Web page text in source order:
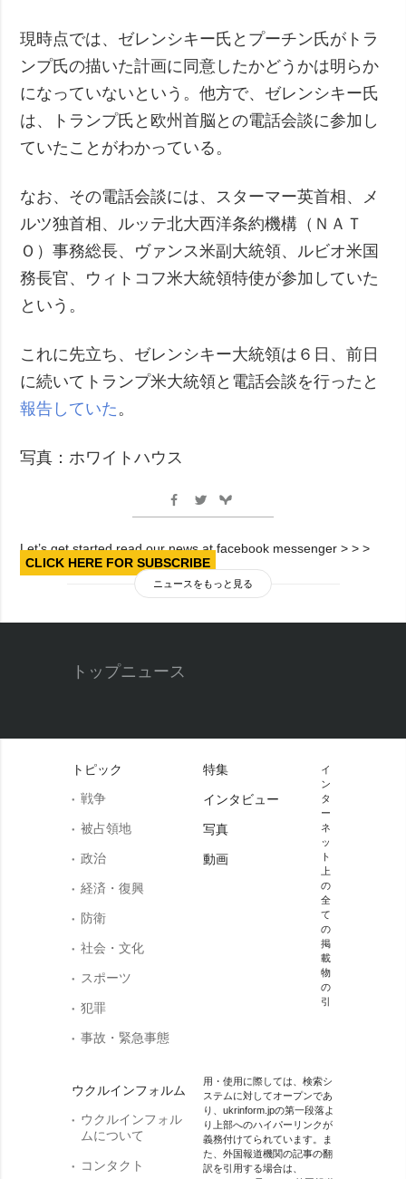
現時点では、ゼレンシキー氏とプーチン氏がトラ
ンプ氏の描いた計画に同意したかどうかは明らか
になっていないという。他方で、ゼレンシキー氏
は、トランプ氏と欧州首脳との電話会談に参加し
ていたことがわかっている。
なお、その電話会談には、スターマー英首相、メ
ルツ独首相、ルッテ北大西洋条約機構（ＮＡＴ
Ｏ）事務総長、ヴァンス米副大統領、ルビオ米国
務長官、ウィトコフ米大統領特使が参加していた
という。
これに先立ち、ゼレンシキー大統領は６日、前日
に続いてトランプ米大統領と電話会談を行ったと
報告していた 。
写真：ホワイトハウス
Let’s get started read our news at facebook messenger > > >
CLICK HERE FOR SUBSCRIBE
ニュースをもっと見る
トップニュース
トピック
戦争
被占領地
政治
経済・復興
防衛
社会・文化
スポーツ
犯罪
事故・緊急事態
ウクルインフォルム
ウクルインフォル
ムについて
コンタクト
特集
インタビュー
写真
動画
イ
ン
タ
ー
ネ
ッ
ト
上
の
全
て
の
掲
載
物
の
引
用・使用に際しては、検索シ
ステムに対してオープンであ
り、ukrinform.jpの第一段落よ
り上部へのハイパーリンクが
義務付けてられています。ま
た、外国報道機関の記事の翻
訳を引用する場合は、